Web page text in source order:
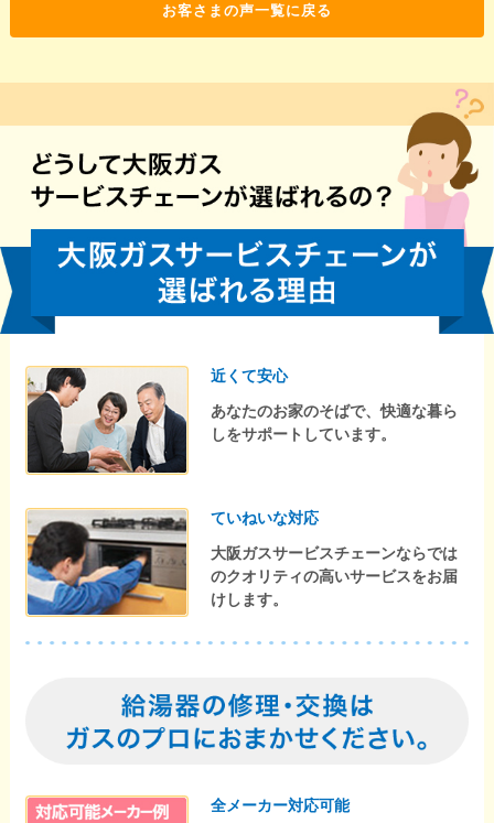
お客さまの声一覧に戻る
近くて安心
あなたのお家のそばで、快適な暮ら
しをサポートしています。
ていねいな対応
大阪ガスサービスチェーンならでは
のクオリティの高いサービスをお届
けします。
全メーカー対応可能